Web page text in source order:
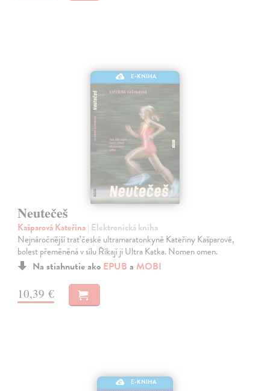
E-KNIHA
Neutečeš
Kašparová Kateřina| Elektronická kniha
Nejnáročnější trať české ultramaratonkyně Kateřiny Kašparové,
bolest přeměněná v sílu Říkají jí Ultra Katka. Nomen omen.
Na stiahnutie ako EPUB a MOBI
10,39 €
E-KNIHA